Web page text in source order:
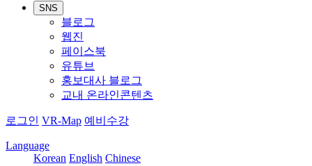
SNS
블로그
웹진
페이스북
유튜브
홍보대사 블로그
교내 온라인콘텐츠
로그인 VR-Map 예비수강
Language
Korean English Chinese